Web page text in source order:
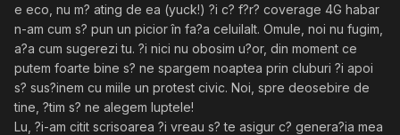
e eco, nu m? ating de ea (yuck!) ?i c? f?r? coverage 4G habar
n-am cum s? pun un picior în fa?a celuilalt. Omule, noi nu fugim,
a?a cum sugerezi tu. ?i nici nu obosim u?or, din moment ce
putem foarte bine s? ne spargem noaptea prin cluburi ?i apoi
s? sus?inem cu miile un protest civic. Noi, spre deosebire de
tine, ?tim s? ne alegem luptele!
Lu, ?i-am citit scrisoarea ?i vreau s? te asigur c? genera?ia mea